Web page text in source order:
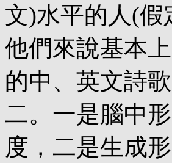
文)水平的人(
他們來說基本
的中、英文詩
二。一是腦中
度，二是生成